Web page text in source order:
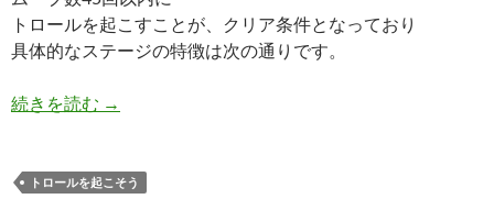
トロールを起こすことが、クリア条件となっており
具体的なステージの特徴は次の通りです。
続きを読む アナと雪の女王 Free Fall 夏ステージ13 攻略
→
トロールを起こそう